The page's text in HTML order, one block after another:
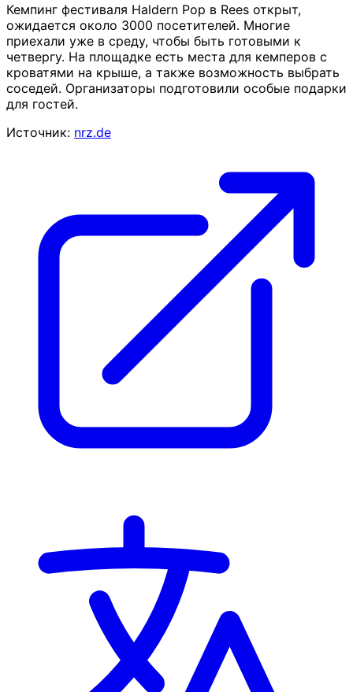
Кемпинг фестиваля Haldern Pop в Rees открыт,
ожидается около 3000 посетителей. Многие
приехали уже в среду, чтобы быть готовыми к
четвергу. На площадке есть места для кемперов с
кроватями на крыше, а также возможность выбрать
соседей. Организаторы подготовили особые подарки
для гостей.
Источник: nrz.de